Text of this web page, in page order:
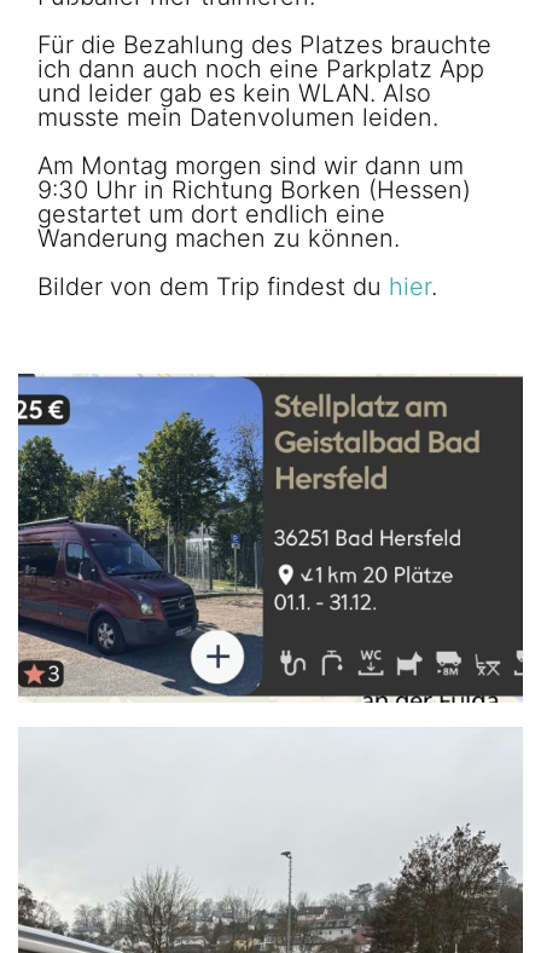
Für die Bezahlung des Platzes brauchte
ich dann auch noch eine Parkplatz App
und leider gab es kein WLAN. Also
musste mein Datenvolumen leiden.
Am Montag morgen sind wir dann um
9:30 Uhr in Richtung Borken (Hessen)
gestartet um dort endlich eine
Wanderung machen zu können.
Bilder von dem Trip findest du hier.